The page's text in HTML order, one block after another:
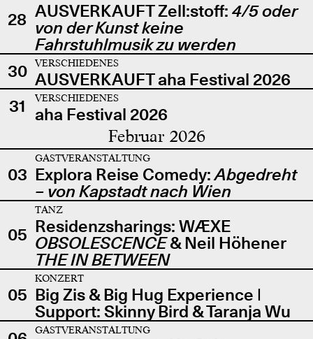
28 AUSVERKAUFT Zell:stoff: 4/5 oder
von der Kunst keine
Fahrstuhlmusik zu werden
30
VERSCHIEDENES
AUSVERKAUFT aha Festival 2026
31
VERSCHIEDENES
aha Festival 2026
Februar 2026
03
GASTVERANSTALTUNG
Explora Reise Comedy:Abgedreht
– von Kapstadt nach Wien
05
TANZ
Residenzsharings: WÆXE
OBSOLESCENCE& Neil Höhener
THE IN BETWEEN
05
KONZERT
Big Zis & Big Hug Experience |
Support: Skinny Bird & Taranja Wu
GASTVERANSTALTUNG